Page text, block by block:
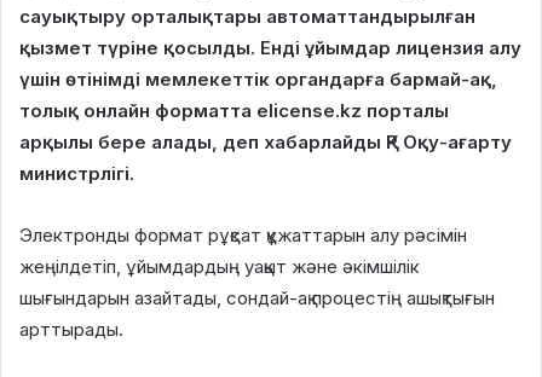
сауықтыру орталықтары автоматтандырылған
қызмет түріне қосылды. Енді ұйымдар лицензия алу
үшін өтінімді мемлекеттік органдарға бармай-ақ,
толық онлайн форматта elicense.kz порталы
арқылы бере алады, деп хабарлайды ҚР Оқу-ағарту
министрлігі.
Электронды формат рұқсат құжаттарын алу рәсімін
жеңілдетіп, ұйымдардың уақыт және әкімшілік
шығындарын азайтады, сондай-ақ процестің ашықтығын
арттырады.